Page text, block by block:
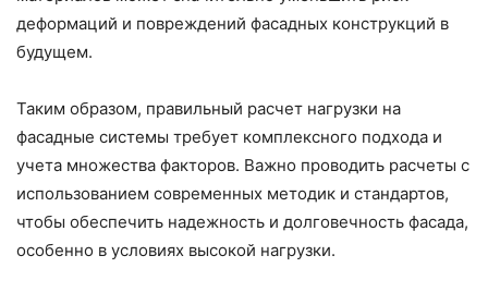
деформаций и повреждений фасадных конструкций в
будущем.
Таким образом, правильный расчет нагрузки на
фасадные системы требует комплексного подхода и
учета множества факторов. Важно проводить расчеты с
использованием современных методик и стандартов,
чтобы обеспечить надежность и долговечность фасада,
особенно в условиях высокой нагрузки.